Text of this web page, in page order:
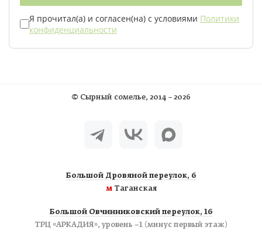
Я прочитал(а) и согласен(на) с условиями Политики
конфиденциальности
© Сырный сомелье, 2014 – 2026
Большой Дровяной переулок, 6
мТаганская
Большой Овчинниковский переулок, 16
ТРЦ «АРКАДИЯ», уровень −1 (минус первый этаж)